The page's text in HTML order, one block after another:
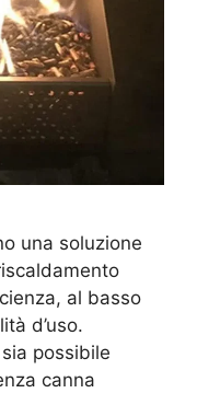
una soluzione
al basso
d’uso.
possibile
canna